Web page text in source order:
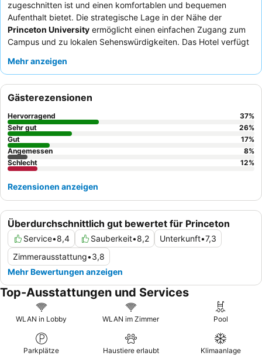
zugeschnitten ist und einen komfortablen und bequemen
Aufenthalt bietet. Die strategische Lage in der Nähe der
Princeton University ermöglicht einen einfachen Zugang zum
Campus und zu lokalen Sehenswürdigkeiten. Das Hotel verfügt
Entspannen nach einem ereignisreichen Tag eignet. Die Gäste
sowie die Annehmlichkeiten des hoteleigenen
ruhigeres Erlebnis empfiehlt es sich, ein Zimmer zu buchen, das
nicht zur Autobahn ausgerichtet ist.
Mehr anzeigen
Überdurchschnittlich gut bewertet für Princeton
Service•8,4 Sauberkeit•8,2 Unterkunft•7,3
Zimmerausstattung•3,8
Mehr Bewertungen anzeigen
Gästerezensionen
Hervorragend 37%
Sehr gut
26%
Gut
17%
Angemessen
8%
Schlecht
12%
Rezensionen anzeigen
Top-Ausstattungen und Services
WLAN in Lobby WLAN im Zimmer Pool
Parkplätze Haustiere erlaubt Klimaanlage